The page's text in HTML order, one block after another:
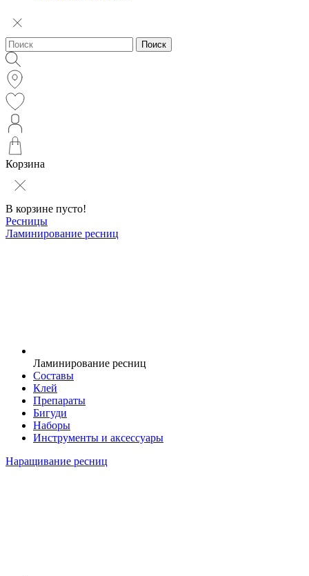
Поиск
Корзина
В корзине пусто!
Ресницы
Ламинирование ресниц
Ламинирование ресниц
Составы
Клей
Препараты
Бигуди
Наборы
Инструменты и аксессуары
Наращивание ресниц